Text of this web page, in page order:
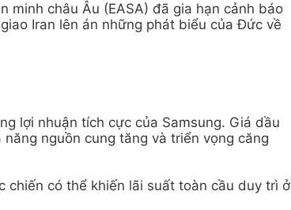
minh châu Âu (EASA) đã gia hạn cảnh báo
Iran lên án những phát biểu của Đức về
lợi nhuận tích cực của Samsung. Giá dầu
nguồn cung tăng và triển vọng căng
chiến có thể khiến lãi suất toàn cầu duy trì ở